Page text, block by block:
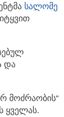
სალომე
და
მოძრაობის“
ყველას.